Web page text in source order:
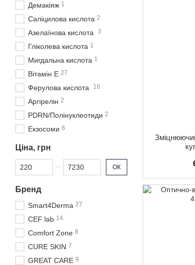
Демакіяж 1
Саліцилова кислота 2
Азелаїнова кислота 3
Гліколева кислота 1
Мигдальна кислота 1
Вітамін Е 27
Ферулова кислота 16
Аргірелін 2
PDRN/Полінуклеотиди 2
Екзосоми 6
Ціна, грн
Від Ціна, грн
До Ціна, грн ОК
Бренд
Smart4Derma 27
CEF lab 14
Comfort Zone 8
CURE SKIN 7
GREAT CARE 9